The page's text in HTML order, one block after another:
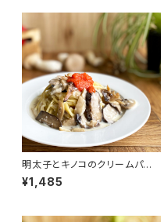
明太子とキノコのクリームパスタ
ソース
¥1,485